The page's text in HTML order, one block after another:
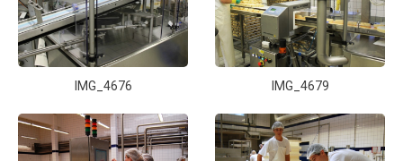
IMG_4676 IMG_4679